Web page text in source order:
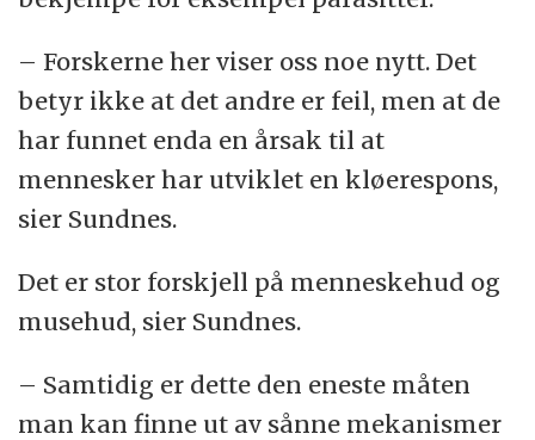
– Forskerne her viser oss noe nytt. Det
betyr ikke at det andre er feil, men at de
har funnet enda en årsak til at
mennesker har utviklet en kløerespons,
sier Sundnes.
Det er stor forskjell på menneskehud og
musehud, sier Sundnes.
– Samtidig er dette den eneste måten
man kan finne ut av sånne mekanismer